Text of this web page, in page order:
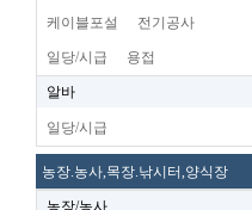
케이블포설 전기공사
일당/시급 용접
알바
일당/시급
농장.농사,목장.낚시터,양식장
농장/농사